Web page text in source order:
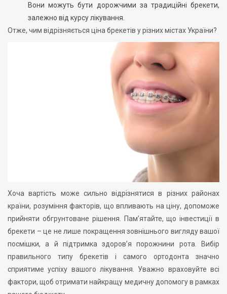
Вони можуть бути дорожчими за традиційні брекети,
залежно від курсу лікування.
Отже, чим відрізняється ціна брекетів у різних містах України?
Хоча вартість може сильно відрізнятися в різних районах
країни, розуміння факторів, що впливають на ціну, допоможе
прийняти обгрунтоване рішення. Пам’ятайте, що інвестиції в
брекети – це не лише покращення зовнішнього вигляду вашої
посмішки, а й підтримка здоров’я порожнини рота. Вибір
правильного типу брекетів і самого ортодонта значно
сприятиме успіху вашого лікування. Уважно враховуйте всі
фактори, щоб отримати найкращу медичну допомогу в рамках